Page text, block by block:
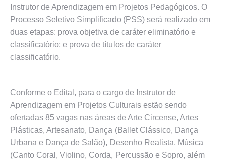
Instrutor de Aprendizagem em Projetos Pedagógicos. O
Processo Seletivo Simplificado (PSS) será realizado em
duas etapas: prova objetiva de caráter eliminatório e
classificatório; e prova de títulos de caráter
classificatório.
Conforme o Edital, para o cargo de Instrutor de
Aprendizagem em Projetos Culturais estão sendo
ofertadas 85 vagas nas áreas de Arte Circense, Artes
Plásticas, Artesanato, Dança (Ballet Clássico, Dança
Urbana e Dança de Salão), Desenho Realista, Música
(Canto Coral, Violino, Corda, Percussão e Sopro, além